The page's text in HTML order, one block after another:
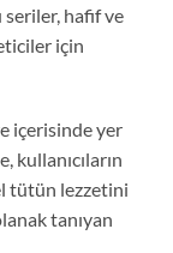
seriler, hafif ve
için
içerisinde yer
kullanıcıların
tütün lezzetini
tanıyan